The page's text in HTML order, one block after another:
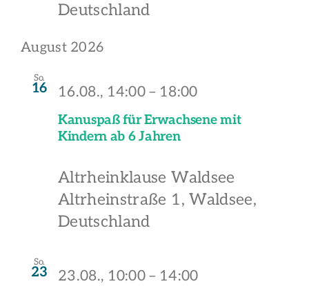
Deutschland
August 2026
So.
16
Kanuspaß für Erwachsene mit
Kindern ab 6 Jahren
16.08., 14:00 – 18:00
Altrheinklause Waldsee
Altrheinstraße 1, Waldsee,
Deutschland
So.
23 23.08., 10:00 – 14:00